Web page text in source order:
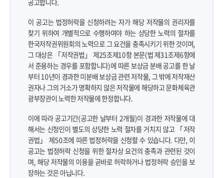
공고합니다.
이 공고는 법정허락을 신청하려는 자가 해당 저작물의 권리자를
찾기 위하여 개별적으로 수행하여야 하는 상당한 노력의 절차를
한국저작권위원회의 노력으로 그 요건을 충족시키기 위한 것이며,
그 대상은 「저작권법」 제25조제10항 본문(법 제31조제6항에
서 준용하는 경우를 포함합니다)에 따른 보상금 분배 공고를 한 날
부터 10년이 경과한 미분배 보상금 관련 저작물, 그 밖에 저작재산
권자나 그의 거소가 명확하지 않은 저작물에 해당하고 문화체육관
광부장관이 노력한 저작물에 한정합니다.
이에 따라 공고기간(공고한 날부터 2개월)이 경과한 저작물에 대
해서는 신청인이 별도의 상당한 노력 절차를 거치지 않고 「저작
권법」 제50조에 따른 법정허락을 신청할 수 있습니다. 다만, 이
공고는 법정허락 신청을 위한 절차상 요건의 충족과 관련된 것이
며, 해당 저작물의 이용을 곧바로 허락하거나 법정허락 승인을 보
장하는 것은 아닙니다.